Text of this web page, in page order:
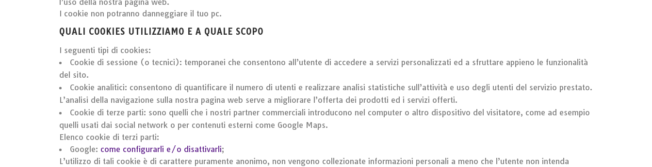
l’uso della nostra pagina web.
I cookie non potranno danneggiare il tuo pc.
QUALI COOKIES UTILIZZIAMO E A QUALE SCOPO
I seguenti tipi di cookies:
Cookie di sessione (o tecnici): temporanei che consentono all’utente di accedere a servizi personalizzati ed a sfruttare appieno le funzionalità
del sito.
Cookie analitici: consentono di quantificare il numero di utenti e realizzare analisi statistiche sull’attività e uso degli utenti del servizio prestato.
L’analisi della navigazione sulla nostra pagina web serve a migliorare l’offerta dei prodotti ed i servizi offerti.
Cookie di terze parti: sono quelli che i nostri partner commerciali introducono nel computer o altro dispositivo del visitatore, come ad esempio
quelli usati dai social network o per contenuti esterni come Google Maps.
Elenco cookie di terzi parti:
Google: come configurarli e/o disattivarli;
L’utilizzo di tali cookie è di carattere puramente anonimo, non vengono collezionate informazioni personali a meno che l’utente non intenda